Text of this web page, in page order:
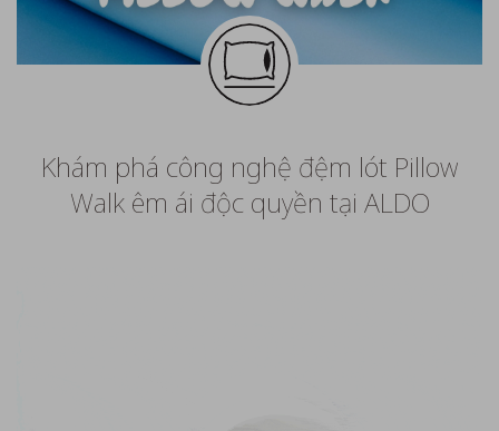
Khám phá công nghệ đệm lót Pillow
Walk êm ái độc quyền tại ALDO